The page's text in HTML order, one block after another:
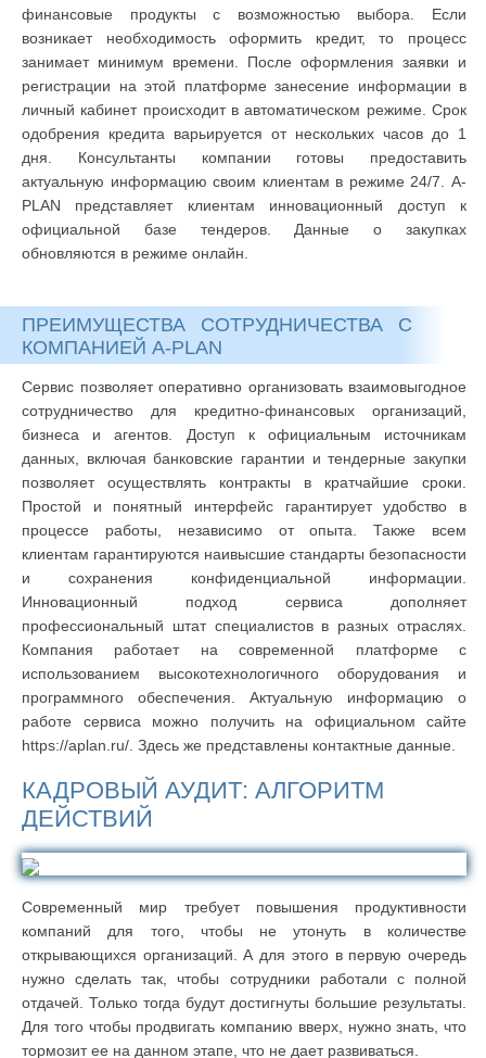
финансовые продукты с возможностью выбора. Если
возникает необходимость оформить кредит, то процесс
занимает минимум времени. После оформления заявки и
регистрации на этой платформе занесение информации в
личный кабинет происходит в автоматическом режиме. Срок
одобрения кредита варьируется от нескольких часов до 1
дня. Консультанты компании готовы предоставить
актуальную информацию своим клиентам в режиме 24/7. A-
PLAN представляет клиентам инновационный доступ к
официальной базе тендеров. Данные о закупках
обновляются в режиме онлайн.
ПРЕИМУЩЕСТВА СОТРУДНИЧЕСТВА С
КОМПАНИЕЙ A-PLAN
Сервис позволяет оперативно организовать взаимовыгодное
сотрудничество для кредитно-финансовых организаций,
бизнеса и агентов. Доступ к официальным источникам
данных, включая банковские гарантии и тендерные закупки
позволяет осуществлять контракты в кратчайшие сроки.
Простой и понятный интерфейс гарантирует удобство в
процессе работы, независимо от опыта. Также всем
клиентам гарантируются наивысшие стандарты безопасности
и сохранения конфиденциальной информации.
Инновационный подход сервиса дополняет
профессиональный штат специалистов в разных отраслях.
Компания работает на современной платформе с
использованием высокотехнологичного оборудования и
программного обеспечения. Актуальную информацию о
работе сервиса можно получить на официальном сайте
https://aplan.ru/. Здесь же представлены контактные данные.
КАДРОВЫЙ АУДИТ: АЛГОРИТМ
ДЕЙСТВИЙ
Современный мир требует повышения продуктивности
компаний для того, чтобы не утонуть в количестве
открывающихся организаций. А для этого в первую очередь
нужно сделать так, чтобы сотрудники работали с полной
отдачей. Только тогда будут достигнуты большие результаты.
Для того чтобы продвигать компанию вверх, нужно знать, что
тормозит ее на данном этапе, что не дает развиваться.